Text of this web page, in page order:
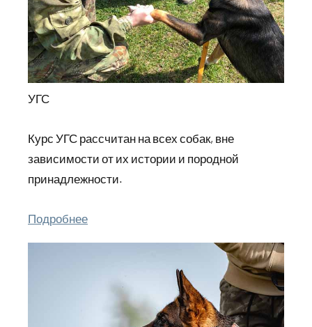
УГС
Курс УГС рассчитан на всех собак, вне
зависимости от их истории и породной
принадлежности.
Подробнее